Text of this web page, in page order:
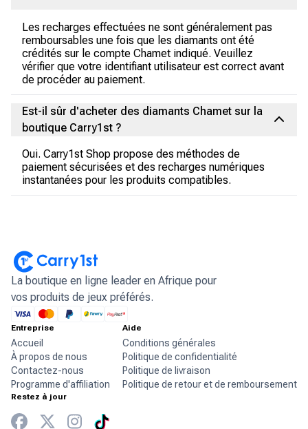
Les recharges effectuées ne sont généralement pas
remboursables une fois que les diamants ont été
crédités sur le compte Chamet indiqué. Veuillez
vérifier que votre identifiant utilisateur est correct avant
de procéder au paiement.
Est-il sûr d'acheter des diamants Chamet sur la
boutique Carry1st ?
Oui. Carry1st Shop propose des méthodes de
paiement sécurisées et des recharges numériques
instantanées pour les produits compatibles.
La boutique en ligne leader en Afrique pour
vos produits de jeux préférés.
Entreprise
Accueil
À propos de nous
Contactez-nous
Programme d'affiliation
Aide
Conditions générales
Politique de confidentialité
Politique de livraison
Politique de retour et de remboursement
Restez à jour